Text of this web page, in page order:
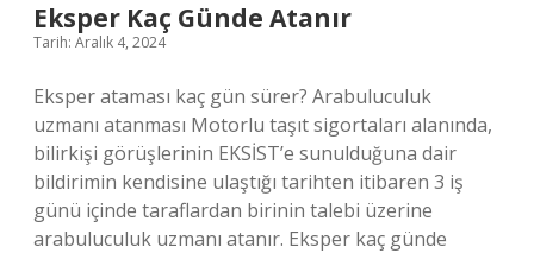
Eksper Kaç Günde Atanır
Tarih: Aralık 4, 2024
Eksper ataması kaç gün sürer? Arabuluculuk
uzmanı atanması Motorlu taşıt sigortaları alanında,
bilirkişi görüşlerinin EKSİST’e sunulduğuna dair
bildirimin kendisine ulaştığı tarihten itibaren 3 iş
günü içinde taraflardan birinin talebi üzerine
arabuluculuk uzmanı atanır. Eksper kaç günde